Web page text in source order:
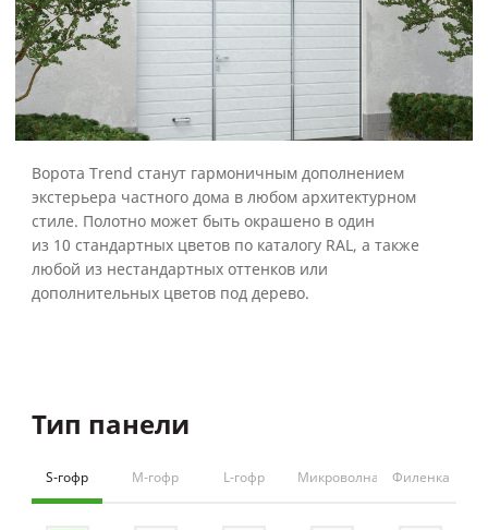
Ворота Trend станут гармоничным дополнением
экстерьера частного дома в любом архитектурном
стиле. Полотно может быть окрашено в один
из 10 стандартных цветов по каталогу RAL, а также
любой из нестандартных оттенков или
дополнительных цветов под дерево.
Тип панели
S-гофр M-гофр L-гофр Микроволна Филенка